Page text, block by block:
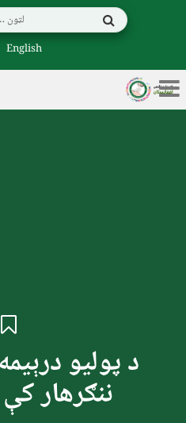
English
د پولیو
ننګرهار